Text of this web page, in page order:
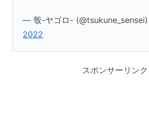
— 彀-ヤゴロ- (@tsukune_sensei)
2022
スポンサーリンク